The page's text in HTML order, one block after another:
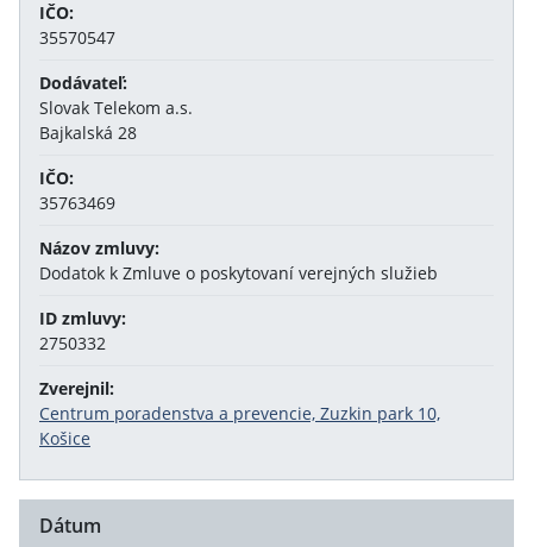
IČO:
35570547
Dodávateľ:
Slovak Telekom a.s.
Bajkalská 28
IČO:
35763469
Názov zmluvy:
Dodatok k Zmluve o poskytovaní verejných služieb
ID zmluvy:
2750332
Zverejnil:
Centrum poradenstva a prevencie, Zuzkin park 10,
Košice
Dátum